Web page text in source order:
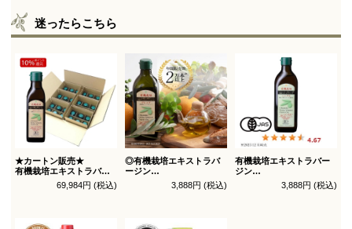
迷ったらこちら
★カートン販売★
有機栽培エキストラバー
オリーブオイル ブレンド
69,984円 (税込)
◎有機栽培エキストラバ
ージン
オリーブオイル ブレンド
3,888円 (税込)
有機栽培エキストラバー
ジン
オリーブオイル シングル
3,888円 (税込)